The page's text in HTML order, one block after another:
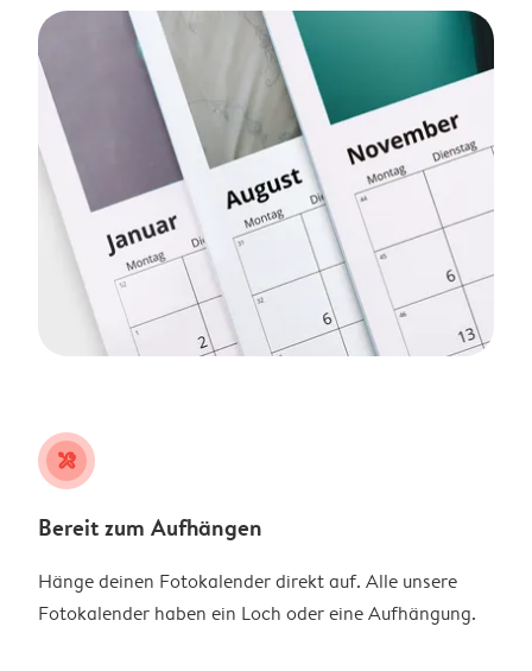
tools
Bereit zum Aufhängen
Hänge deinen Fotokalender direkt auf. Alle unsere
Fotokalender haben ein Loch oder eine Aufhängung.